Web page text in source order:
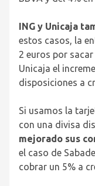
ING y Unicaja
estos casos, la
2 euros por
Unicaja el
disposiciones a
Si usamos la
con una divisa
mejorado sus
el caso de
cobrar un 5% a